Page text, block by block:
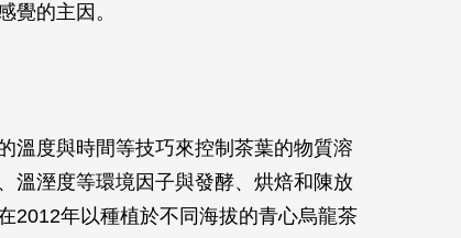
覺的主因。
溫度與時間等技巧來控制茶葉的物質溶
溫溼度等環境因子與發酵、烘焙和陳放
2012年以種植於不同海拔的青心烏龍茶